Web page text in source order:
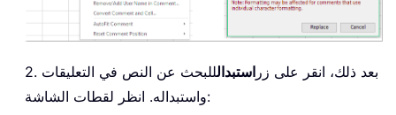
2. بعد ذلك، انقر على زر استبدالللبحث عن النص في التعليقات
واستبداله. انظر لقطات الشاشة: